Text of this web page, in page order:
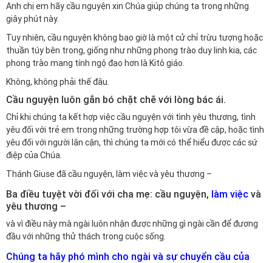
Anh chị em hãy cầu nguyện xin Chúa giúp chúng ta trong những
giây phút này.
Tuy nhiên, cầu nguyện không bao giờ là một cử chỉ trừu tượng hoặc
thuần túy bên trong, giống như những phong trào duy linh kia, các
phong trào mang tính ngộ đạo hơn là Kitô giáo.
Không, không phải thế đâu.
Cầu nguyện luôn gắn bó chặt chẽ với lòng bác ái.
Chỉ khi chúng ta kết hợp việc cầu nguyện với tình yêu thương, tình
yêu đối với trẻ em trong những trường hợp tôi vừa đề cập, hoặc tình
yêu đối với người lân cận, thì chúng ta mới có thể hiểu được các sứ
điệp của Chúa.
Thánh Giuse đã cầu nguyện, làm việc và yêu thương –
Ba điều tuyệt vời đối với cha mẹ: cầu nguyện, làm việc và
yêu thương –
và vì điều này mà ngài luôn nhận được những gì ngài cần để đương
đầu với những thử thách trong cuộc sống.
Chúng ta hãy phó mình cho ngài và sự chuyển cầu của